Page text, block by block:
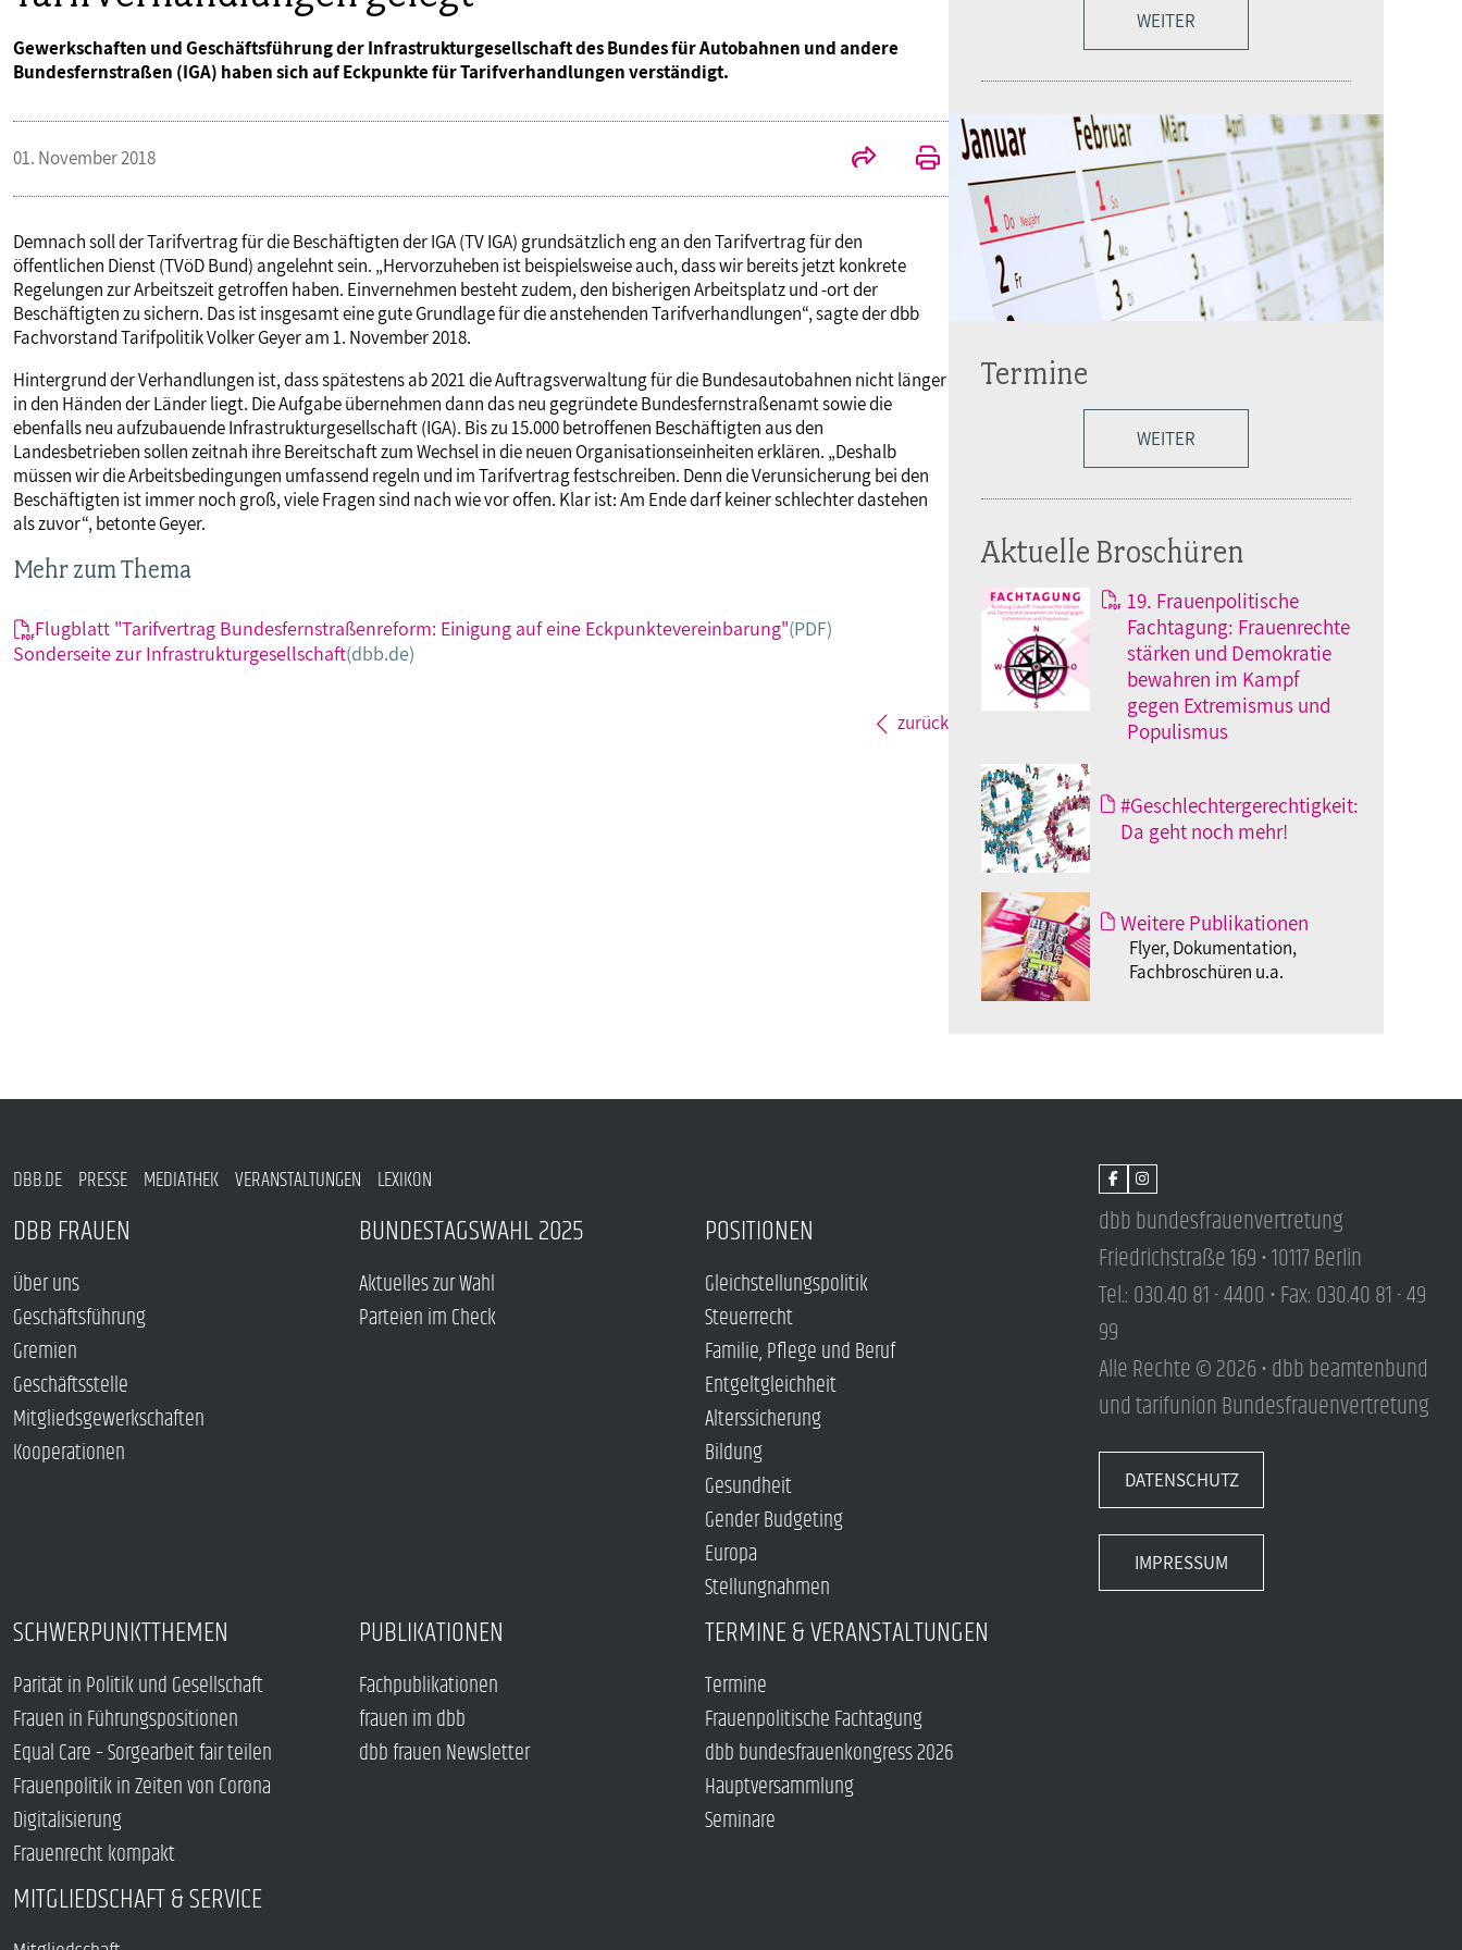
Gewerkschaften und Geschäftsführung der Infrastrukturgesellschaft des Bundes für Autobahnen und andere
Bundesfernstraßen (IGA) haben sich auf Eckpunkte für Tarifverhandlungen verständigt.
01. November 2018
Demnach soll der Tarifvertrag für die Beschäftigten der IGA (TV IGA) grundsätzlich eng an den Tarifvertrag für den
öffentlichen Dienst (TVöD Bund) angelehnt sein. „Hervorzuheben ist beispielsweise auch, dass wir bereits jetzt konkrete
Regelungen zur Arbeitszeit getroffen haben. Einvernehmen besteht zudem, den bisherigen Arbeitsplatz und -ort der
Beschäftigten zu sichern. Das ist insgesamt eine gute Grundlage für die anstehenden Tarifverhandlungen“, sagte der dbb
Fachvorstand Tarifpolitik Volker Geyer am 1. November 2018.
Hintergrund der Verhandlungen ist, dass spätestens ab 2021 die Auftragsverwaltung für die Bundesautobahnen nicht länger
in den Händen der Länder liegt. Die Aufgabe übernehmen dann das neu gegründete Bundesfernstraßenamt sowie die
ebenfalls neu aufzubauende Infrastrukturgesellschaft (IGA). Bis zu 15.000 betroffenen Beschäftigten aus den
Landesbetrieben sollen zeitnah ihre Bereitschaft zum Wechsel in die neuen Organisationseinheiten erklären. „Deshalb
müssen wir die Arbeitsbedingungen umfassend regeln und im Tarifvertrag festschreiben. Denn die Verunsicherung bei den
Beschäftigten ist immer noch groß, viele Fragen sind nach wie vor offen. Klar ist: Am Ende darf keiner schlechter dastehen
als zuvor“, betonte Geyer.
Mehr zum Thema
Flugblatt "Tarifvertrag Bundesfernstraßenreform: Einigung auf eine Eckpunktevereinbarung"(PDF)
Sonderseite zur Infrastrukturgesellschaft(dbb.de)
zurück
WEITER
Termine
WEITER
Aktuelle Broschüren
19. Frauenpolitische
Fachtagung: Frauenrechte
stärken und Demokratie
bewahren im Kampf
gegen Extremismus und
Populismus
#Geschlechtergerechtigkeit:
Da geht noch mehr!
Weitere Publikationen
Flyer, Dokumentation,
Fachbroschüren u.a.
DBB.DE PRESSE MEDIATHEK VERANSTALTUNGEN LEXIKON
DBB FRAUEN
Über uns
Geschäftsführung
Gremien
Geschäftsstelle
Mitgliedsgewerkschaften
Kooperationen
BUNDESTAGSWAHL 2025
Aktuelles zur Wahl
Parteien im Check
POSITIONEN
Gleichstellungspolitik
Steuerrecht
Familie, Pflege und Beruf
Entgeltgleichheit
Alterssicherung
Bildung
Gesundheit
Gender Budgeting
Europa
Stellungnahmen
SCHWERPUNKTTHEMEN
Parität in Politik und Gesellschaft
Frauen in Führungspositionen
Equal Care – Sorgearbeit fair teilen
Frauenpolitik in Zeiten von Corona
Digitalisierung
Frauenrecht kompakt
PUBLIKATIONEN
Fachpublikationen
frauen im dbb
dbb frauen Newsletter
TERMINE & VERANSTALTUNGEN
Termine
Frauenpolitische Fachtagung
dbb bundesfrauenkongress 2026
Hauptversammlung
Seminare
MITGLIEDSCHAFT & SERVICE
dbb bundesfrauenvertretung
Friedrichstraße 169 • 10117 Berlin
Tel.: 030.40 81 - 4400 • Fax: 030.40 81 - 49
99
Alle Rechte © 2026 • dbb beamtenbund
und tarifunion Bundesfrauenvertretung
DATENSCHUTZ
IMPRESSUM